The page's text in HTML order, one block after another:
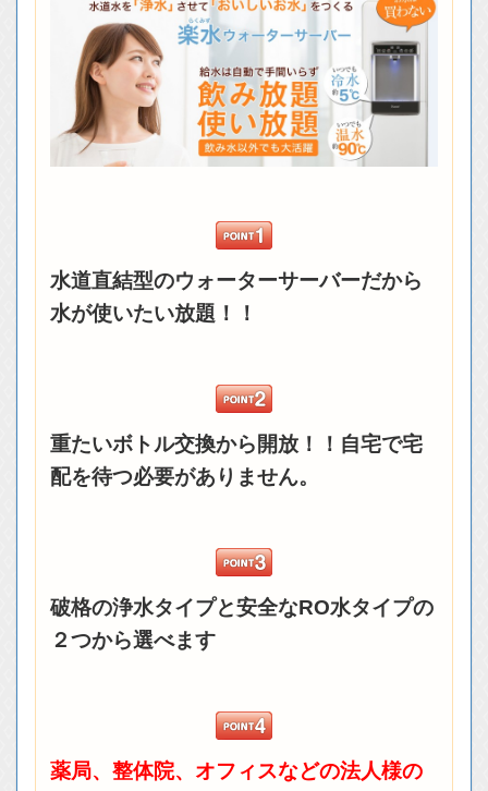
水道直結型のウォーターサーバーだから
水が使いたい放題！！
重たいボトル交換から開放！！自宅で宅
配を待つ必要がありません。
破格の浄水タイプと安全なRO水タイプの
２つから選べます
薬局、整体院、オフィスなどの法人様の